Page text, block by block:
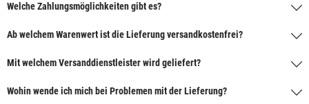
Welche Zahlungsmöglichkeiten gibt es?
Ab welchem Warenwert ist die Lieferung versandkostenfrei?
Mit welchem Versanddienstleister wird geliefert?
Wohin wende ich mich bei Problemen mit der Lieferung?